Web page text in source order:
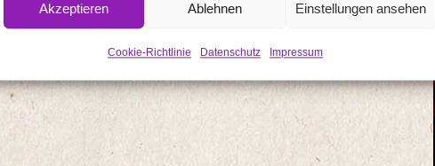
Akzeptieren Ablehnen Einstellungen ansehen
Cookie-Richtlinie Datenschutz Impressum